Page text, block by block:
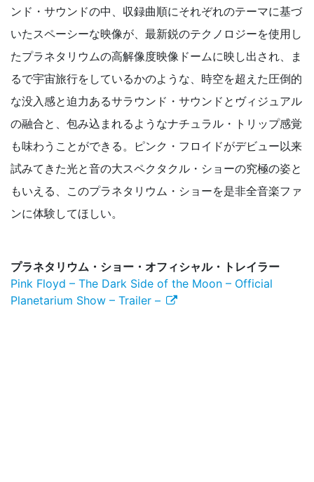
ンド・サウンドの中、収録曲順にそれぞれのテーマに基づ
いたスペーシーな映像が、最新鋭のテクノロジーを使用し
たプラネタリウムの高解像度映像ドームに映し出され、ま
るで宇宙旅行をしているかのような、時空を超えた圧倒的
な没入感と迫力あるサラウンド・サウンドとヴィジュアル
の融合と、包み込まれるようなナチュラル・トリップ感覚
も味わうことができる。ピンク・フロイドがデビュー以来
試みてきた光と音の大スペクタクル・ショーの究極の姿と
もいえる、このプラネタリウム・ショーを是非全音楽ファ
ンに体験してほしい。
プラネタリウム・ショー・オフィシャル・トレイラー
Pink Floyd – The Dark Side of the Moon – Official
Planetarium Show – Trailer –